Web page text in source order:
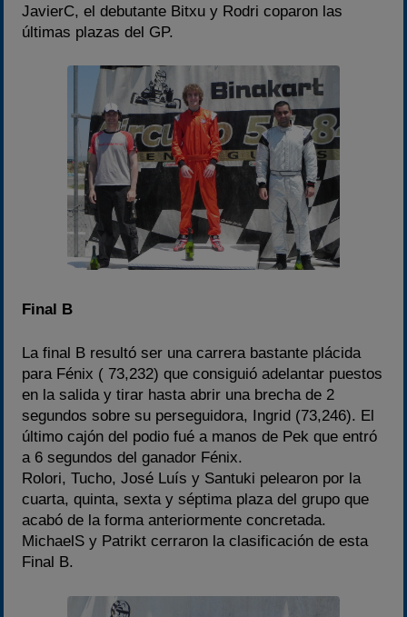
JavierC, el debutante Bitxu y Rodri coparon las
últimas plazas del GP.
Final B
La final B resultó ser una carrera bastante plácida
para Fénix ( 73,232) que consiguió adelantar puestos
en la salida y tirar hasta abrir una brecha de 2
segundos sobre su perseguidora, Ingrid (73,246). El
último cajón del podio fué a manos de Pek que entró
a 6 segundos del ganador Fénix.
Rolori, Tucho, José Luís y Santuki pelearon por la
cuarta, quinta, sexta y séptima plaza del grupo que
acabó de la forma anteriormente concretada.
MichaelS y Patrikt cerraron la clasificación de esta
Final B.